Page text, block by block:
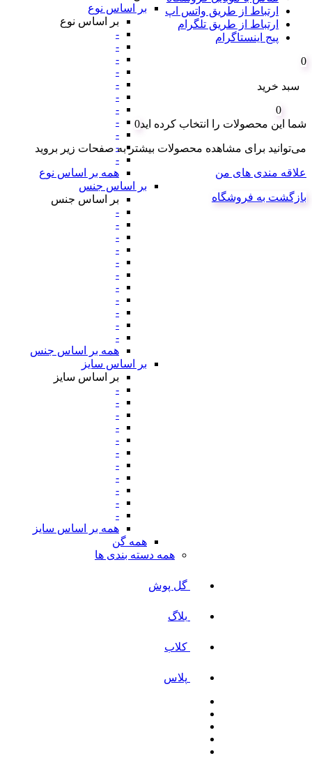
بر اساس نوع
بر اساس نوع
-
-
-
-
-
-
-
-
-
-
-
همه بر اساس نوع
بر اساس جنس
بر اساس جنس
-
-
-
-
-
-
-
-
-
-
-
همه بر اساس جنس
بر اساس سایز
بر اساس سایز
-
-
-
-
-
-
-
-
-
-
-
همه بر اساس سایز
همه گن
همه دسته بندی ها
گل پوش
بلاگ
کلاب
پلاس
ارتباط از طریق واتس اپ
ارتباط از طریق تلگرام
پیج اینستاگرام
0
سبد خرید
0
شما این محصولات را انتخاب کرده اید0
می‌توانید برای مشاهده محصولات بیشتر به صفحات زیر بروید
علاقه مندی های من
بازگشت به فروشگاه